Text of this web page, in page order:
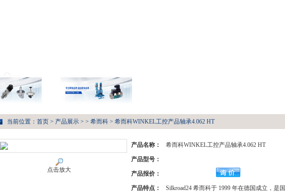
当前位置： 首页 > 产品展示 > > 希而科 > 希而科WINKEL工控产品轴承4.062 HT
点击放大
产品名称： 希而科WINKEL工控产品轴承4.062 HT
产品型号：
产品报价：
产品特点：
Silkroad24 希而科于 1999 年在德国成立，是国